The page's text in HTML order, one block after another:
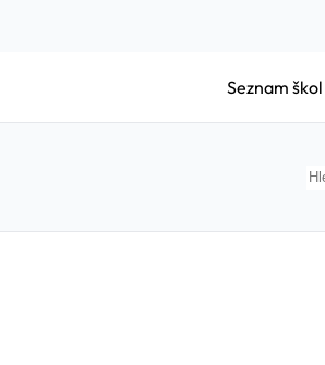
Seznam škol